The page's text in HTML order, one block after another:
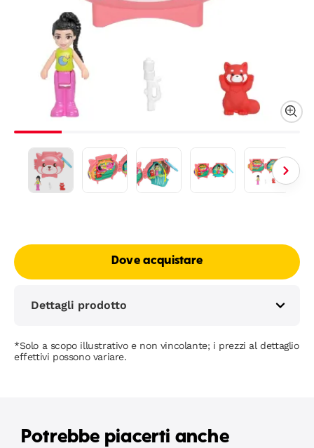
Dove acquistare
Dettagli prodotto
*Solo a scopo illustrativo e non vincolante; i prezzi al dettaglio
effettivi possono variare.
Potrebbe piacerti anche